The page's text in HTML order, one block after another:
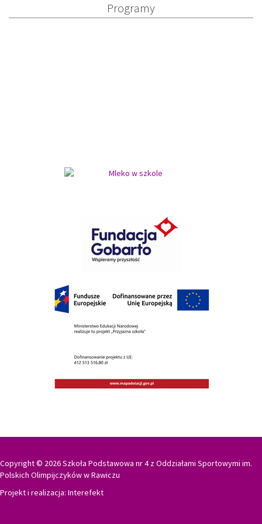
Programy
Copyright © 2026 Szkoła Podstawowa nr 4 z Oddziałami Sportowymi im.
Polskich Olimpijczyków w Rawiczu
Projekt i realizacja: Interefekt